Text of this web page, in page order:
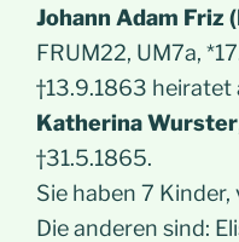
Johann Adam Friz
FRUM22, UM7a,
†13.9.1863 heiratet
Katherina Wurster
†31.5.1865.
Sie haben 7
Die anderen sind: